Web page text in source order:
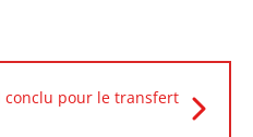
conclu pour le transfert